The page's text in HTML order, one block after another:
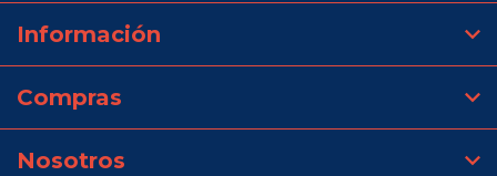
Información
Compras
Nosotros